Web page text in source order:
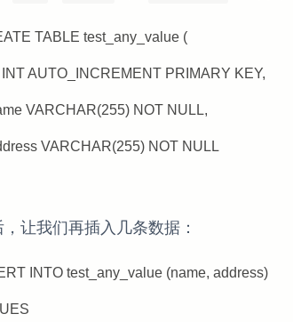
TABLE test_any_value (
AUTO_INCREMENT PRIMARY KEY,
VARCHAR(255) NOT NULL,
VARCHAR(255) NOT NULL
让我们再插入几条数据：
INTO test_any_value (name, address)